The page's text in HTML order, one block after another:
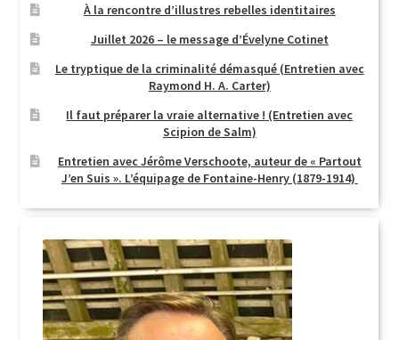
À la rencontre d’illustres rebelles identitaires
Juillet 2026 – le message d’Évelyne Cotinet
Le tryptique de la criminalité démasqué (Entretien avec
Raymond H. A. Carter)
Il faut préparer la vraie alternative ! (Entretien avec
Scipion de Salm)
Entretien avec Jérôme Verschoote, auteur de « Partout
J’en Suis ». L’équipage de Fontaine-Henry (1879-1914)